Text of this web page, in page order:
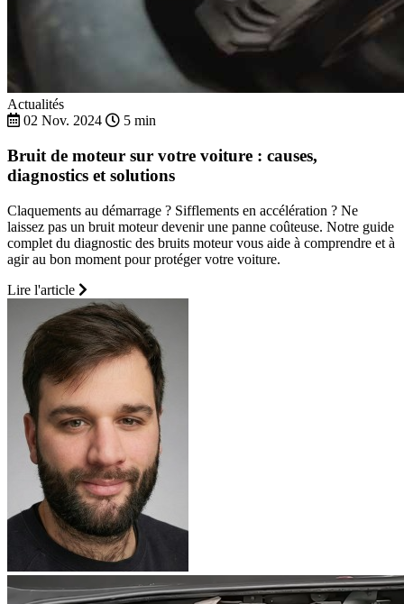
Actualités
02 Nov. 2024
5 min
Bruit de moteur sur votre voiture : causes,
diagnostics et solutions
Claquements au démarrage ? Sifflements en accélération ? Ne
laissez pas un bruit moteur devenir une panne coûteuse. Notre guide
complet du diagnostic des bruits moteur vous aide à comprendre et à
agir au bon moment pour protéger votre voiture.
Lire l'article